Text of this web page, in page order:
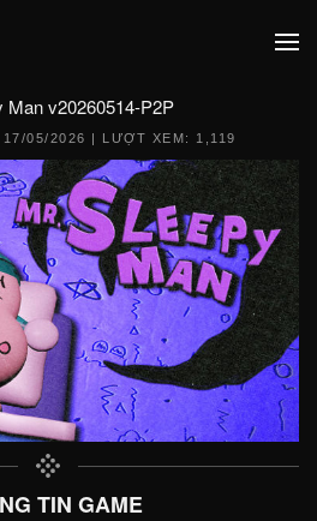
Man v20260514-P2P
17/05/2026 | LƯỢT XEM: 1,119
TIN GAME